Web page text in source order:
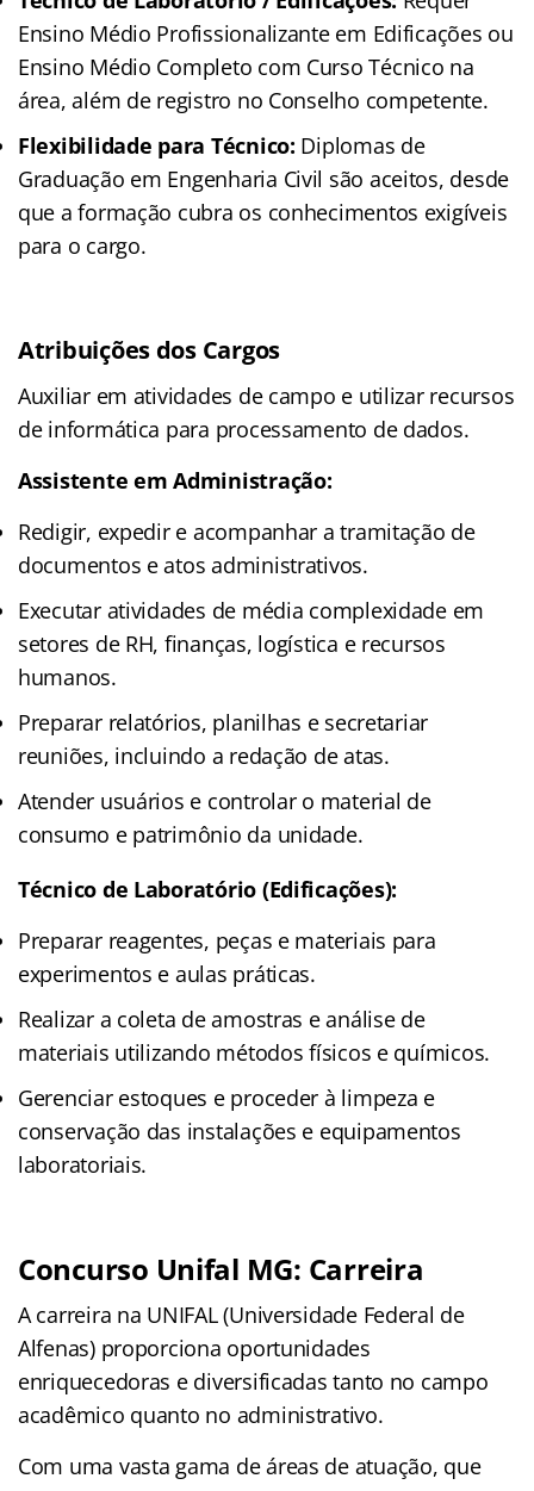
Ensino Médio Profissionalizante em Edificações ou
Ensino Médio Completo com Curso Técnico na
área, além de registro no Conselho competente.
Flexibilidade para Técnico: Diplomas de
Graduação em Engenharia Civil são aceitos, desde
que a formação cubra os conhecimentos exigíveis
para o cargo.
Atribuições dos Cargos
Auxiliar em atividades de campo e utilizar recursos
de informática para processamento de dados.
Assistente em Administração:
Redigir, expedir e acompanhar a tramitação de
documentos e atos administrativos.
Executar atividades de média complexidade em
setores de RH, finanças, logística e recursos
humanos.
Preparar relatórios, planilhas e secretariar
reuniões, incluindo a redação de atas.
Atender usuários e controlar o material de
consumo e patrimônio da unidade.
Técnico de Laboratório (Edificações):
Preparar reagentes, peças e materiais para
experimentos e aulas práticas.
Realizar a coleta de amostras e análise de
materiais utilizando métodos físicos e químicos.
Gerenciar estoques e proceder à limpeza e
conservação das instalações e equipamentos
laboratoriais.
Concurso Unifal MG: Carreira
A carreira na UNIFAL (Universidade Federal de
Alfenas) proporciona oportunidades
enriquecedoras e diversificadas tanto no campo
acadêmico quanto no administrativo.
Com uma vasta gama de áreas de atuação, que